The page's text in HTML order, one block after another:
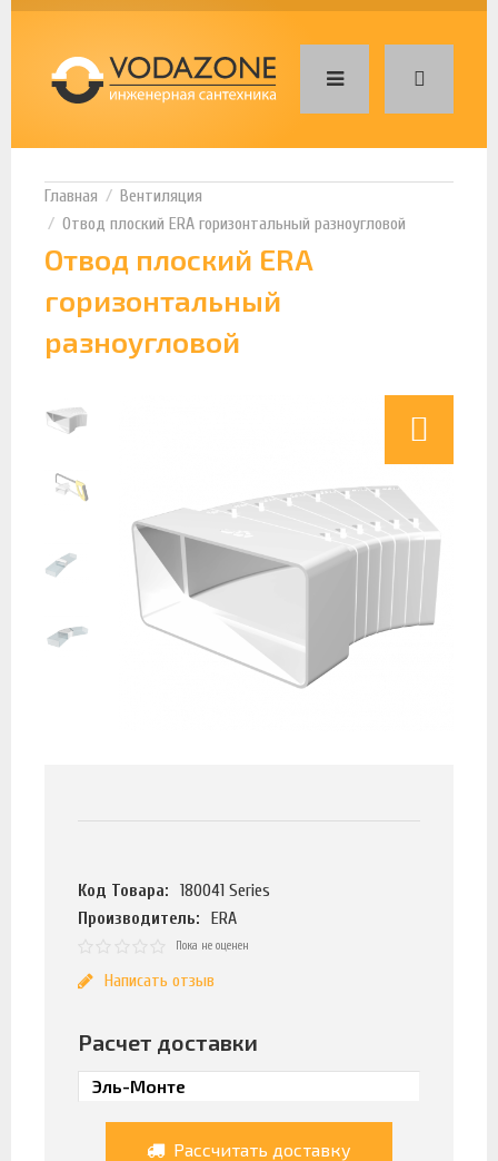
Вентиляция
Отвод плоский ERA горизонтальный разноугловой
Отвод плоский ERA
горизонтальный
разноугловой
Код Товара:
180041 Series
Производитель:
ERA
Пока не оценен
Написать отзыв
Расчет доставки
Рассчитать доставку